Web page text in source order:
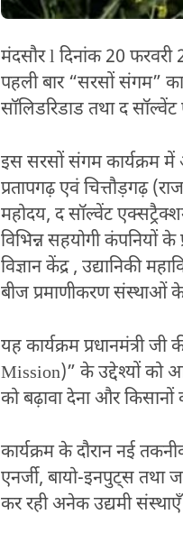
मंदसौर l दिनांक 20 फरवरी
पहली बार “सरसों संगम”
सॉलिडरिडाड तथा द
इस सरसों संगम कार्यक्रम
प्रतापगढ़ एवं चित्तौड़गढ़
महोदय, द सॉल्वेंट
विभिन्न सहयोगी कंपनियों
विज्ञान केंद्र , उद्यानिकी
बीज प्रमाणीकरण संस्थाओं
यह कार्यक्रम प्रधानमंत्री
Mission)” के उद्देश्यों को
को बढ़ावा देना और किसानों
कार्यक्रम के दौरान नई
एनर्जी, बायो-इनपुट्स तथा
कर रही अनेक उद्यमी